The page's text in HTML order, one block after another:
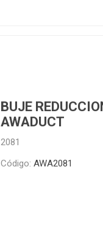
BUJE
AWADUCT
2081
Código: AWA2081